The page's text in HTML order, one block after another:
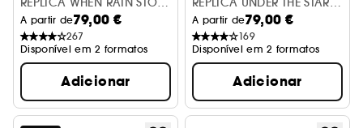
EDT V30ML
A partir de79,00 €
267
Disponível em 2 formatos
Adicionar
EDT V30ML
A partir de79,00 €
169
Disponível em 2 formatos
Adicionar